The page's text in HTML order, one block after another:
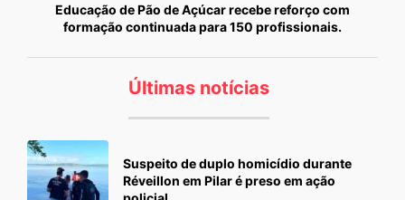
Educação de Pão de Açúcar recebe reforço com
formação continuada para 150 profissionais.
Últimas notícias
Suspeito de duplo homicídio durante
Réveillon em Pilar é preso em ação